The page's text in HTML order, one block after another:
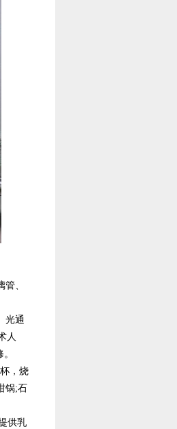
、
光通
人
，烧
锅;石
供乳